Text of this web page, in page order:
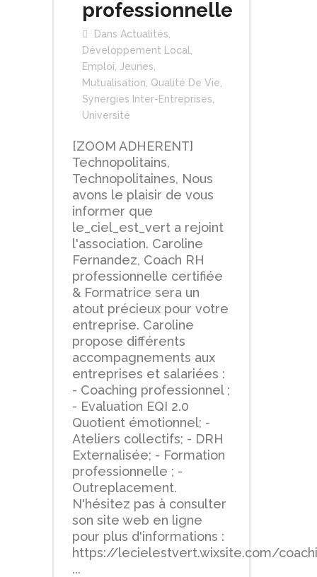
professionnelle
Dans Actualités
Développement Local
Emploi Jeunes
Mutualisation Qualité De Vie
Synergies Inter-Entreprises
Université
[ZOOM ADHERENT]
Technopolitains,
Technopolitaines, Nous
avons le plaisir de vous
informer que
le_ciel_est_vert a rejoint
l'association. Caroline
Fernandez, Coach RH
professionnelle certifiée
& Formatrice sera un
atout précieux pour votre
entreprise. Caroline
propose différents
accompagnements aux
entreprises et salariées :
- Coaching professionnel ;
- Evaluation EQI 2.0
Quotient émotionnel; -
Ateliers collectifs; - DRH
Externalisée; - Formation
professionnelle ; -
Outreplacement.
N'hésitez pas à consulter
son site web en ligne
pour plus d'informations :
https://lecielestvert.wixsite.com/
...